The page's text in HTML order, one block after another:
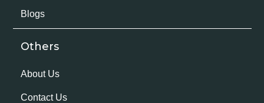
Blogs
Others
About Us
Contact Us